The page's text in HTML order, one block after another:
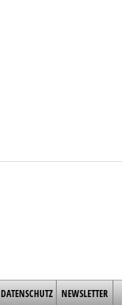
DATENSCHUTZ NEWSLETTER